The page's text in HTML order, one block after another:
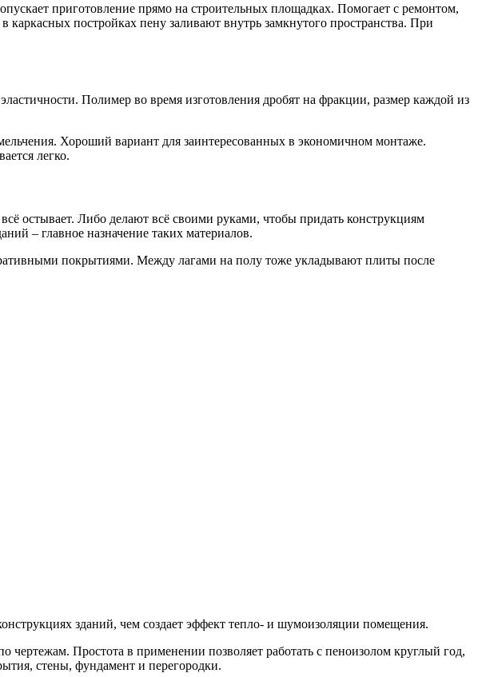
приготовление прямо на строительных площадках. Помогает с ремонтом,
постройках пену заливают внутрь замкнутого пространства. При
Полимер во время изготовления дробят на фракции, размер каждой из
Хороший вариант для заинтересованных в экономичном монтаже.
легко.
остывает. Либо делают всё своими руками, чтобы придать конструкциям
– главное назначение таких материалов.
покрытиями. Между лагами на полу тоже укладывают плиты после
зданий, чем создает эффект тепло- и шумоизоляции помещения.
Простота в применении позволяет работать с пеноизолом круглый год,
стены, фундамент и перегородки.